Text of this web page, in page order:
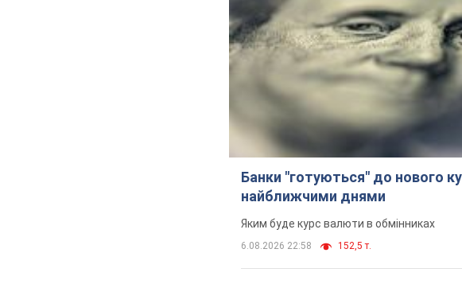
Банки "готуються" до нового
найближчими днями
Яким буде курс валюти в обмінниках
6.08.2026 22:58 152,5 т.